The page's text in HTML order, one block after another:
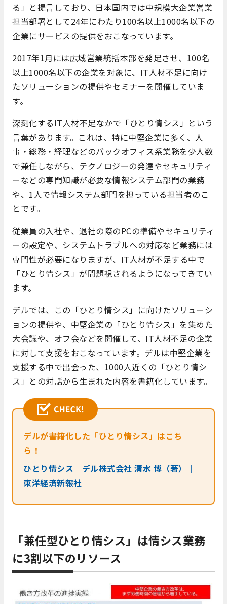
る」と提言しており、日本国内では中規模大企業営業
担当部署として24年にわたり100名以上1000名以下の
企業にサービスの提供をおこなっています。
2017年1月には広域営業統括本部を発足させ、100名
以上1000名以下の企業を対象に、IT人材不足に向け
たソリューションの提供やセミナーを開催していま
す。
深刻化するIT人材不足なかで「ひとり情シス」という
言葉があります。これは、特に中堅企業に多く、人
事・総務・経理などのバックオフィス系業務を少人数
で兼任しながら、テクノロジーの発達やセキュリティ
ーなどの専門知識が必要な情報システム部門の業務
や、1人で情報システム部門を担っている担当者のこ
とです。
従業員の入社や、退社の際のPCの準備やセキュリティ
ーの設定や、システムトラブルへの対応など業務には
専門性が必要になりますが、IT人材が不足する中で
「ひとり情シス」が問題視されるようになってきてい
ます。
デルでは、この「ひとり情シス」に向けたソリューシ
ョンの提供や、中堅企業の「ひとり情シス」を集めた
大会議や、オフ会などを開催して、IT人材不足の企業
に対して支援をおこなっています。デルは中堅企業を
支援する中で出会った、1000人近くの「ひとり情シ
ス」との対話から生まれた内容を書籍化しています。
デルが書籍化した「ひとり情シス」はこち
ら！
ひとり情シス｜デル株式会社 清水 博（著）｜
東洋経済新報社
「兼任型ひとり情シス」は情シス業務
に3割以下のリソース